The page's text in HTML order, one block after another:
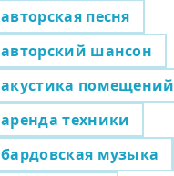
авторская песня
авторский шансон
акустика помещений
аренда техники
бардовская музыка